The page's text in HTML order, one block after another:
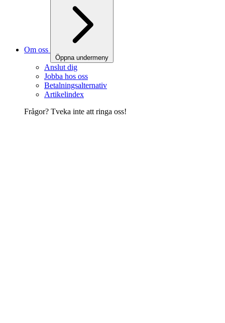
Om oss
Öppna undermeny
Anslut dig
Jobba hos oss
Betalningsalternativ
Artikelindex
Frågor? Tveka inte att ringa oss!